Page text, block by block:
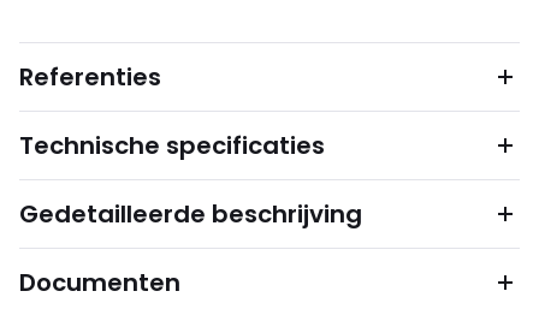
Referenties
Technische specificaties
Gedetailleerde beschrijving
Documenten